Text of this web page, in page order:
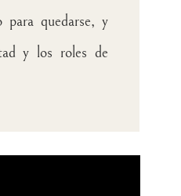
para quedarse, y
y los roles de